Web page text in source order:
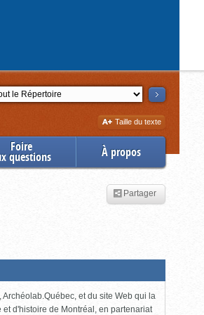
Augmenter
la
Taille du texte
Foire
questions À propos
Partager
et du site Web qui la
d'histoire de Montréal, en partenariat